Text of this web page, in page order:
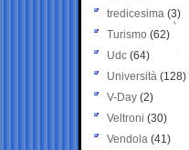
tredicesima (3)
Turismo (62)
Udc (64)
Università (128)
V-Day (2)
Veltroni (30)
Vendola (41)